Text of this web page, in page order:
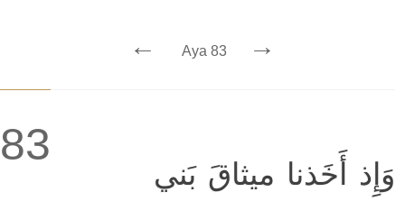
← Aya 83 →
83
وَإِذ أَخَذنا ميثاقَ بَني